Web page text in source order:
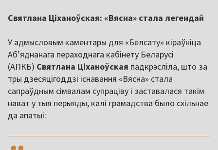
Святлана Ціханоўская: «Вясна» стала легендай
У адмысловым каментары для «Белсату» кіраўніца
Аб’яднанага пераходнага кабінету Беларусі
(АПКБ) Святлана Ціханоўская падкрэсліла, што за
тры дзесяцігоддзі існавання «Вясна» стала
сапраўдным сімвалам супраціву і заставалася такім
нават у тыя перыяды, калі грамадства было схільнае
да апатыі:
,,